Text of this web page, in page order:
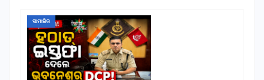
ସାମାଜିକ